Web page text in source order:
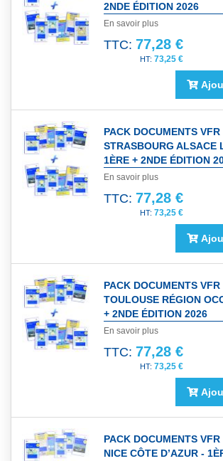
2NDE ÉDITION 2026
En savoir plus
TTC: 77,28 €
73,25 €
PACK DOCUMENTS
STRASBOURG ALSACE
1ÈRE + 2NDE ÉDITION
En savoir plus
TTC: 77,28 €
73,25 €
PACK DOCUMENTS
TOULOUSE RÉGION
+ 2NDE ÉDITION 2026
En savoir plus
TTC: 77,28 €
73,25 €
PACK DOCUMENTS
NICE CÔTE D’AZUR -